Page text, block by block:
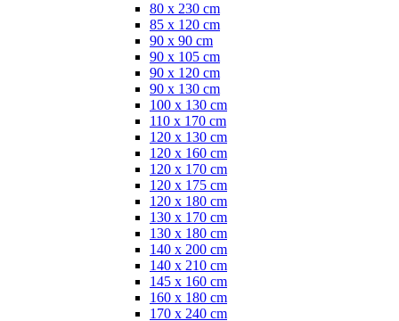
80 x 230 cm
85 x 120 cm
90 x 90 cm
90 x 105 cm
90 x 120 cm
90 x 130 cm
100 x 130 cm
110 x 170 cm
120 x 130 cm
120 x 160 cm
120 x 170 cm
120 x 175 cm
120 x 180 cm
130 x 170 cm
130 x 180 cm
140 x 200 cm
140 x 210 cm
145 x 160 cm
160 x 180 cm
170 x 240 cm